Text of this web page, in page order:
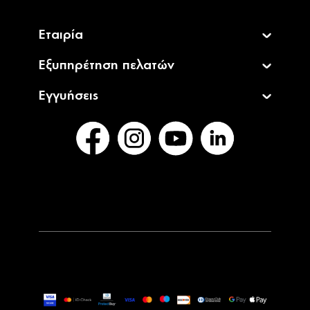
Εταιρία
Εξυπηρέτηση πελατών
Εγγυήσεις